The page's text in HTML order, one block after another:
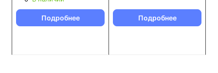
Подробнее Подробнее